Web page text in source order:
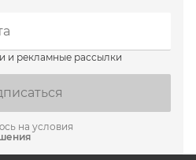
и рекламные рассылки
на условия